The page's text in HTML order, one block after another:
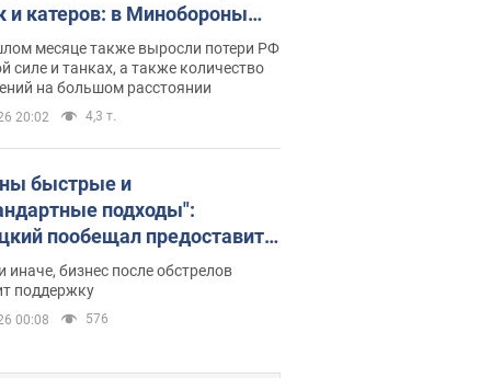
и катеров: в Минобороны
статистику
месяце также выросли потери РФ
силе и танках, а также количество
на большом расстоянии
20:02 4,3 т.
быстрые и
подходы":
пообещал предоставить
приоритетный доступ к
складским
иначе, бизнес после обстрелов
поддержку
00:08 576